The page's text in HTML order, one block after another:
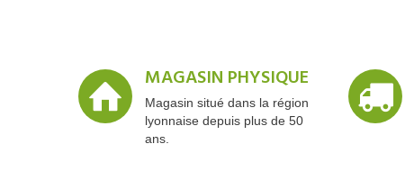
MAGASIN PHYSIQUE
Magasin situé dans la région
lyonnaise depuis plus de 50
ans.